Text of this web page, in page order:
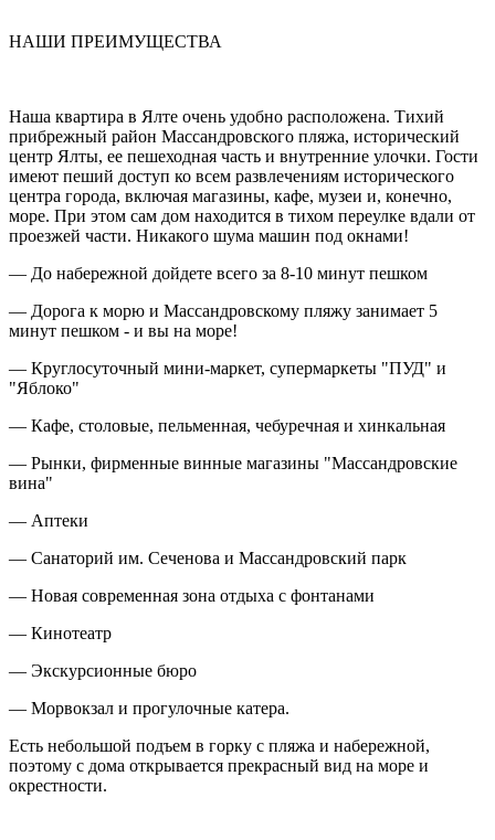
НАШИ ПРЕИМУЩЕСТВА
Наша квартира в Ялте очень удобно расположена. Тихий
прибрежный район Массандровского пляжа, исторический
центр Ялты, ее пешеходная часть и внутренние улочки. Гости
имеют пеший доступ ко всем развлечениям исторического
центра города, включая магазины, кафе, музеи и, конечно,
море. При этом сам дом находится в тихом переулке вдали от
проезжей части. Никакого шума машин под окнами!
— До набережной дойдете всего за 8-10 минут пешком
— Дорога к морю и Массандровскому пляжу занимает 5
минут пешком - и вы на море!
— Круглосуточный мини-маркет, супермаркеты "ПУД" и
"Яблоко"
— Кафе, столовые, пельменная, чебуречная и хинкальная
— Рынки, фирменные винные магазины "Массандровские
вина"
— Аптеки
— Санаторий им. Сеченова и Массандровский парк
— Новая современная зона отдыха с фонтанами
— Кинотеатр
— Экскурсионные бюро
— Морвокзал и прогулочные катера.
Есть небольшой подъем в горку с пляжа и набережной,
поэтому с дома открывается прекрасный вид на море и
окрестности.